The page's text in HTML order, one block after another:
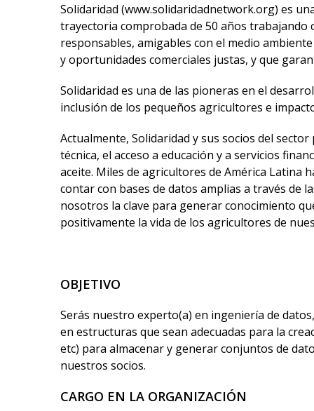
Solidaridad (www.solidaridadnetwork.org) es
trayectoria comprobada de 50 años
responsables, amigables con el medio
y oportunidades comerciales justas, y que
Solidaridad es una de las pioneras en el
inclusión de los pequeños agricultores e
Actualmente, Solidaridad y sus socios del
técnica, el acceso a educación y a servicios
aceite. Miles de agricultores de América Latina
contar con bases de datos amplias a través de
nosotros la clave para generar conocimiento
positivamente la vida de los agricultores de
OBJETIVO
Serás nuestro experto(a) en ingeniería de
en estructuras que sean adecuadas para la
etc) para almacenar y generar conjuntos de
nuestros socios.
CARGO EN LA ORGANIZACIÓN